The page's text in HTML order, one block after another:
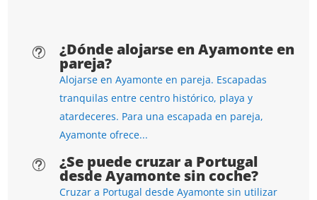
t ¿Dónde alojarse en Ayamonte en
pareja?
Alojarse en Ayamonte en pareja. Escapadas
tranquilas entre centro histórico, playa y
atardeceres. Para una escapada en pareja,
Ayamonte ofrece...
t ¿Se puede cruzar a Portugal
desde Ayamonte sin coche?
Cruzar a Portugal desde Ayamonte sin utilizar